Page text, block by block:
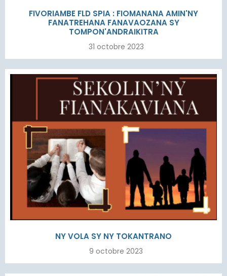
FIVORIAMBE FLD SPIA : FIOMANANA AMIN'NY
FANATREHANA FANAVAOZANA SY
TOMPON'ANDRAIKITRA
31 octobre 2023
NY VOLA SY NY TOKANTRANO
9 octobre 2023